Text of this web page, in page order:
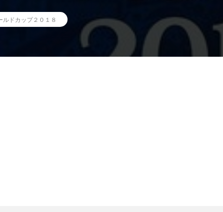
ルドカップ２０１８